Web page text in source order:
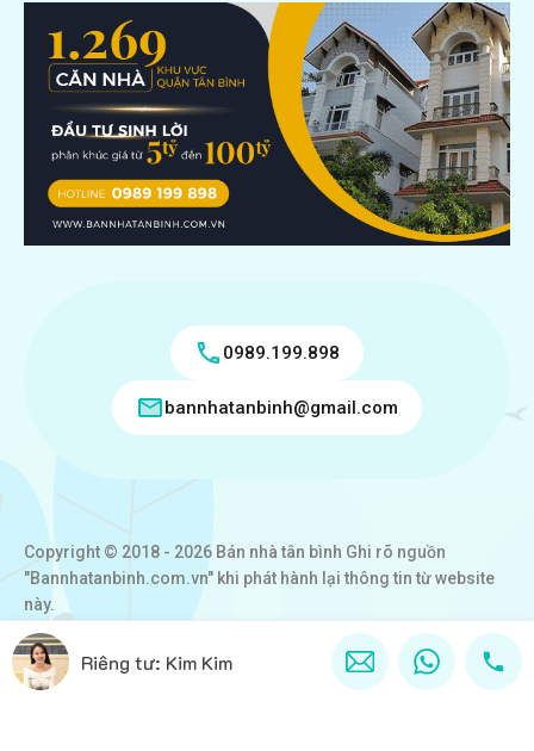
0989.199.898
bannhatanbinh@gmail.com
Copyright © 2018 - 2026 Bán nhà tân bình Ghi rõ nguồn
"Bannhatanbinh.com.vn" khi phát hành lại thông tin từ website
này.
VICTORY REAL
Riêng tư: Kim Kim